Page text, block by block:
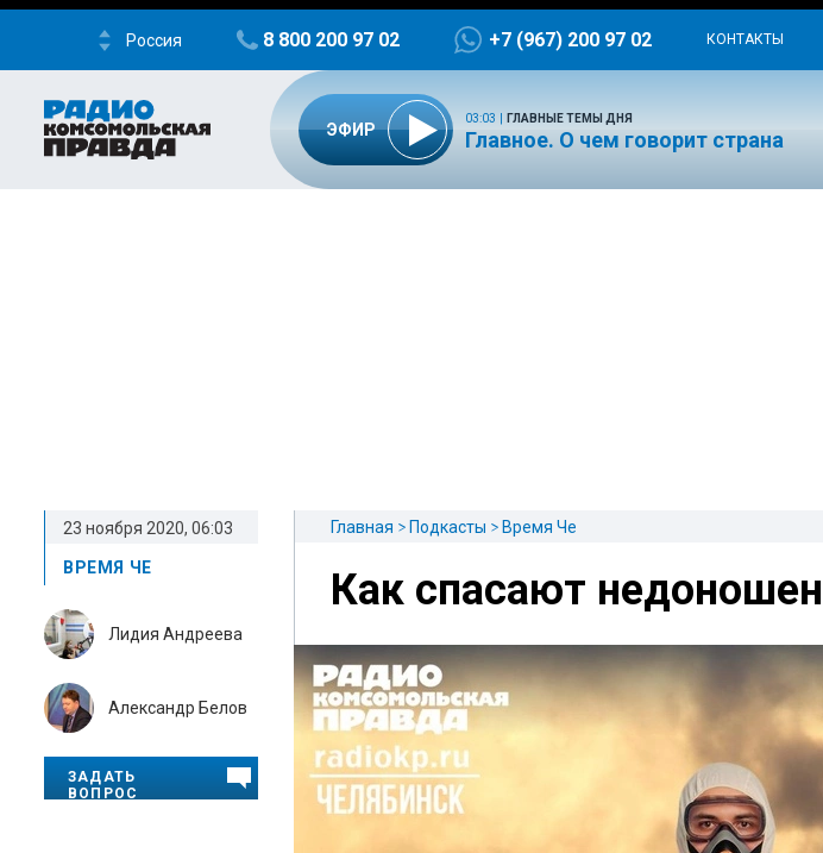
Россия 8 800 200 97 02 +7 (967) 200 97 02 КОНТАКТЫ
ЭФИР
03:03 ГЛАВНЫЕ ТЕМЫ ДНЯ
Главное. О чем говорит страна
Главная Подкасты Время Че
Как спасают
23 ноября 2020, 06:03
ВРЕМЯ ЧЕ
Лидия Андреева
Александр Белов
ЗАДАТЬ
ВОПРОС